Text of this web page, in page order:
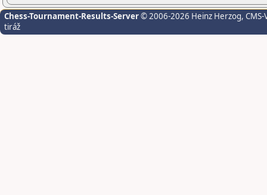
Chess-Tournament-Results-Server© 2006-2026 Heinz Herzog,
tiráž